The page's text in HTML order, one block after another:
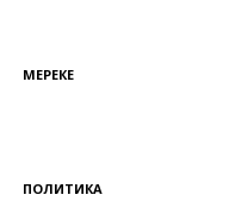
МЕРЕКЕ
ПОЛИТИКА